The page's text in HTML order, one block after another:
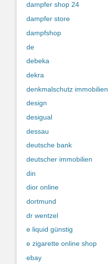
dampfer shop 24
dampfer store
dampfshop
de
debeka
dekra
denkmalschutz immobilien
design
desigual
dessau
deutsche bank
deutscher immobilien
din
dior online
dortmund
dr wentzel
e liquid günstig
e zigarette online shop
ebay